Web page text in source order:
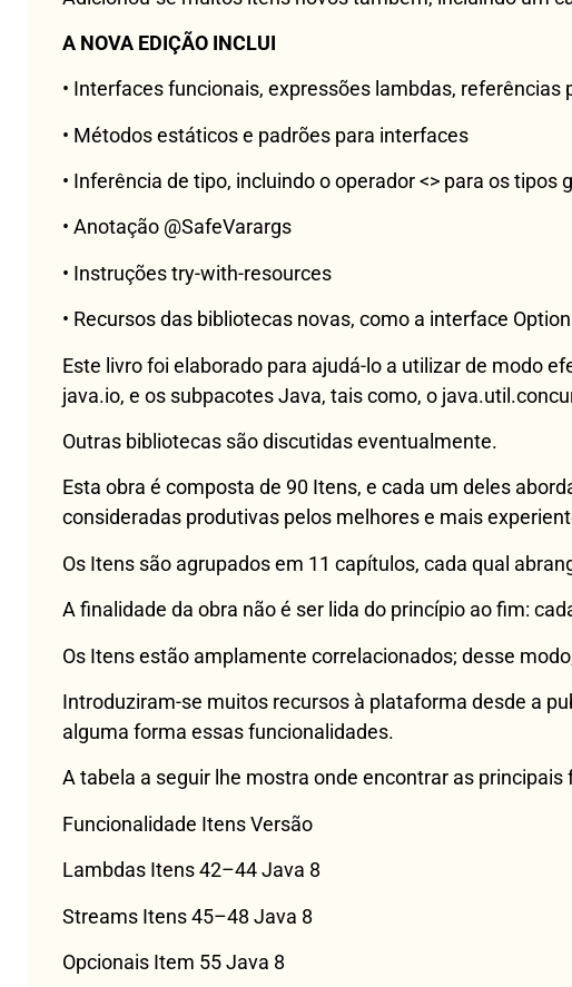
A NOVA EDIÇÃO INCLUI
• Interfaces funcionais, expressões lambdas, referências
• Métodos estáticos e padrões para interfaces
• Inferência de tipo, incluindo o operador <> para os tipos
• Anotação @SafeVarargs
• Instruções try-with-resources
• Recursos das bibliotecas novas, como a interface
Este livro foi elaborado para ajudá-lo a utilizar de modo
java.io, e os subpacotes Java, tais como, o
Outras bibliotecas são discutidas eventualmente.
Esta obra é composta de 90 Itens, e cada um deles
consideradas produtivas pelos melhores e mais
Os Itens são agrupados em 11 capítulos, cada qual
A finalidade da obra não é ser lida do princípio ao fim:
Os Itens estão amplamente correlacionados; desse
Introduziram-se muitos recursos à plataforma desde a
alguma forma essas funcionalidades.
A tabela a seguir lhe mostra onde encontrar as
Funcionalidade Itens Versão
Lambdas Itens 42–44 Java 8
Streams Itens 45–48 Java 8
Opcionais Item 55 Java 8